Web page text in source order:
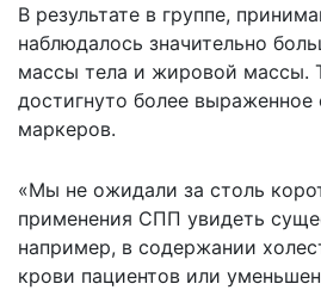
В результате в группе,
наблюдалось значительно
массы тела и жировой массы.
достигнуто более выраженное
маркеров.
«Мы не ожидали за столь
применения СПП увидеть
например, в содержании
крови пациентов или